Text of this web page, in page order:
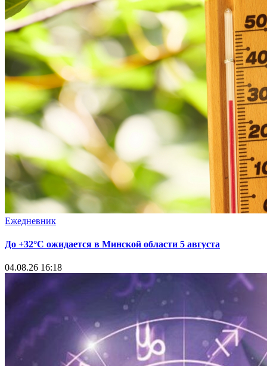
Ежедневник
До +32°С ожидается в Минской области 5 августа
04.08.26 16:18